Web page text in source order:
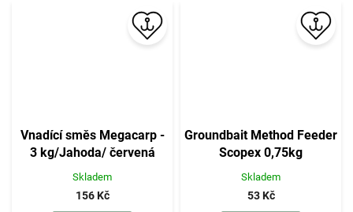
Vnadící směs Megacarp -
3 kg/Jahoda/ červená
Skladem
156 Kč
Groundbait Method Feeder
Scopex 0,75kg
Skladem
53 Kč